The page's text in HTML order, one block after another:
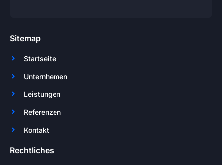
Sitemap
Startseite
Unternhemen
Leistungen
Referenzen
Kontakt
Rechtliches